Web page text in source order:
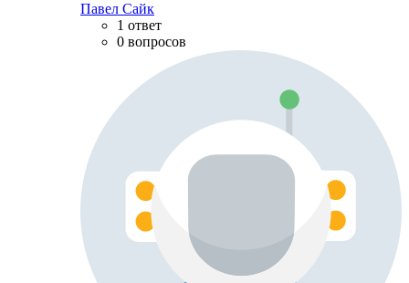
Павел Сайк
1 ответ
0 вопросов